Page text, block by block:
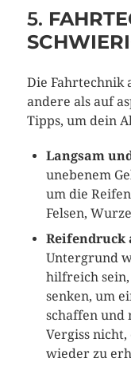
5.
Die Fahrtechnik
andere als auf
Tipps, um dein
Langsam
unebenem
um die
Felsen,
Reifendruck
Untergrund
hilfreich
senken, um
schaffen und
Vergiss
wieder zu